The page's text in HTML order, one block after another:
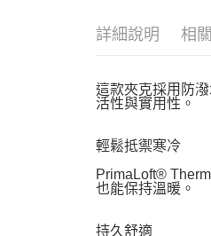
詳細說明 相
這款夾克採用防
活性與實用性。
輕鬆抵禦寒冷
PrimaLoft®
也能保持溫暖。
持久舒適